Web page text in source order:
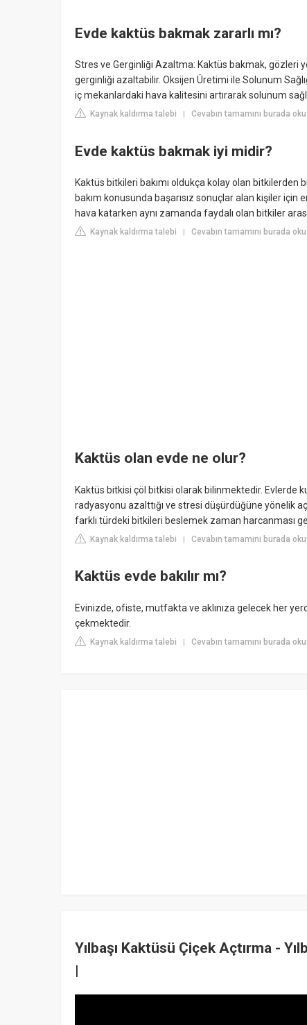
Evde kaktüs bakmak zararlı mı?
Stres ve Gerginliği Azaltma: Kaktüs bakmak, gözleri
gerginliği azaltabilir. Oksijen Üretimi ile Solunum
iç mekanlardaki hava kalitesini artırarak solunum
Kaynak kaldırma talebi Cevabın tamamını burada
Evde kaktüs bakmak iyi midir?
Kaktüs bitkileri bakımı oldukça kolay olan
bakım konusunda başarısız sonuçlar alan kişiler
hava katarken aynı zamanda faydalı olan bitkiler
Kaynak kaldırma talebi Cevabın tamamını burada
Kaktüs olan evde ne olur?
Kaktüs bitkisi çöl bitkisi olarak bilinmektedir. Evlerde
radyasyonu azalttığı ve stresi düşürdüğüne yönelik
farklı türdeki bitkileri beslemek zaman harcanması
Kaynak kaldırma talebi | Cevabın tamamını burada
Kaktüs evde bakılır mı?
Evinizde, ofiste, mutfakta ve aklınıza gelecek her
çekmektedir.
Kaynak kaldırma talebi | Cevabın tamamını burada
Yılbaşı Kaktüsü Çiçek Açtırma -
|